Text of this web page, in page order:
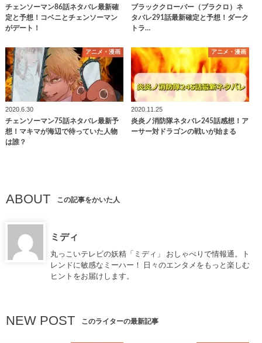
チェンソーマン86話ネタバレ最新確
定と予想！コベニとチェンソーマン
がデート！
ブラッククローバー（ブラクロ）ネ
タバレ291話最新確定と予想！ダーク
トラ…
アニメ・漫画
2020.6.30
チェンソーマン75話ネタバレ最新予
想！マキマが海辺で待っていた人物
は誰？
アニメ・漫画
2020.11.25
炎炎ノ消防隊ネタバレ245話感想！ア
ーサー対ドラゴンの戦いが始まる
ABOUT この記事をかいた人
ミディ
丸っこいテレビの妖精「ミディ」 おしゃべりで情報通。ト
レンドに敏感なミーハー！ 日々のエンタメをもっと楽しむ
ヒントをお届けします。
NEW POST このライターの最新記事